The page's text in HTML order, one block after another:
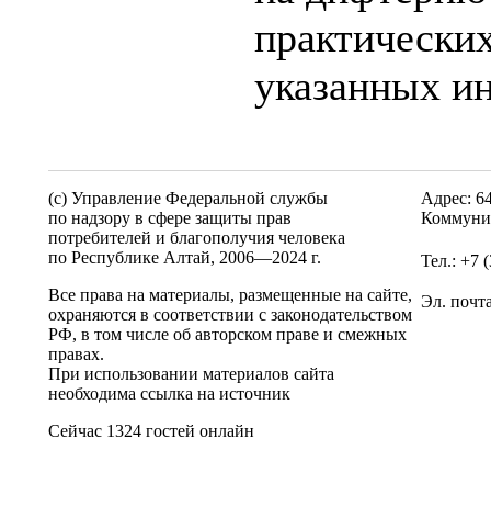
указанных
(c) Управление Федеральной службы
по надзору в сфере защиты прав
потребителей и благополучия человека
по Республике Алтай, 2006—2024 г.
Все права на материалы, размещенные на сайте,
охраняются в соответствии с законодательством
РФ, в том числе об авторском праве и смежных
правах.
При использовании материалов сайта
необходима ссылка на источник
Сейчас 1324 гостей онлайн
Адрес:
Тел.: +7
Эл.